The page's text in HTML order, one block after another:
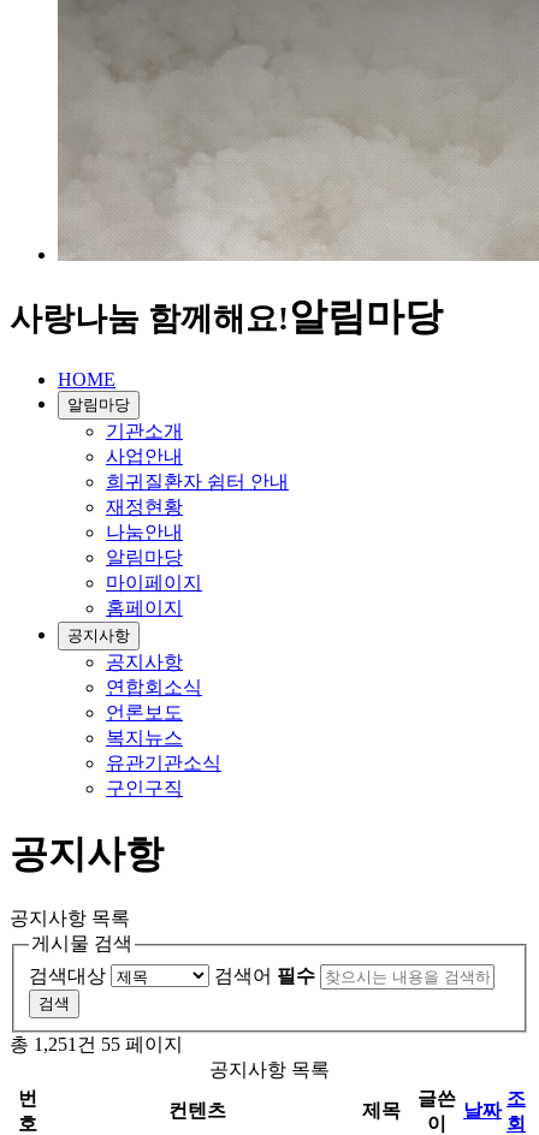
사랑나눔 함께해요!알림마당
HOME
알림마당
기관소개
사업안내
희귀질환자 쉼터 안내
재정현황
나눔안내
알림마당
마이페이지
홈페이지
공지사항
공지사항
연합회소식
언론보도
복지뉴스
유관기관소식
구인구직
공지사항
공지사항 목록
게시물 검색
검색대상
검색어 필수
총 1,251건 55 페이지
공지사항 목록
번
호
컨텐츠 제목
글쓴
이
날짜
조
회